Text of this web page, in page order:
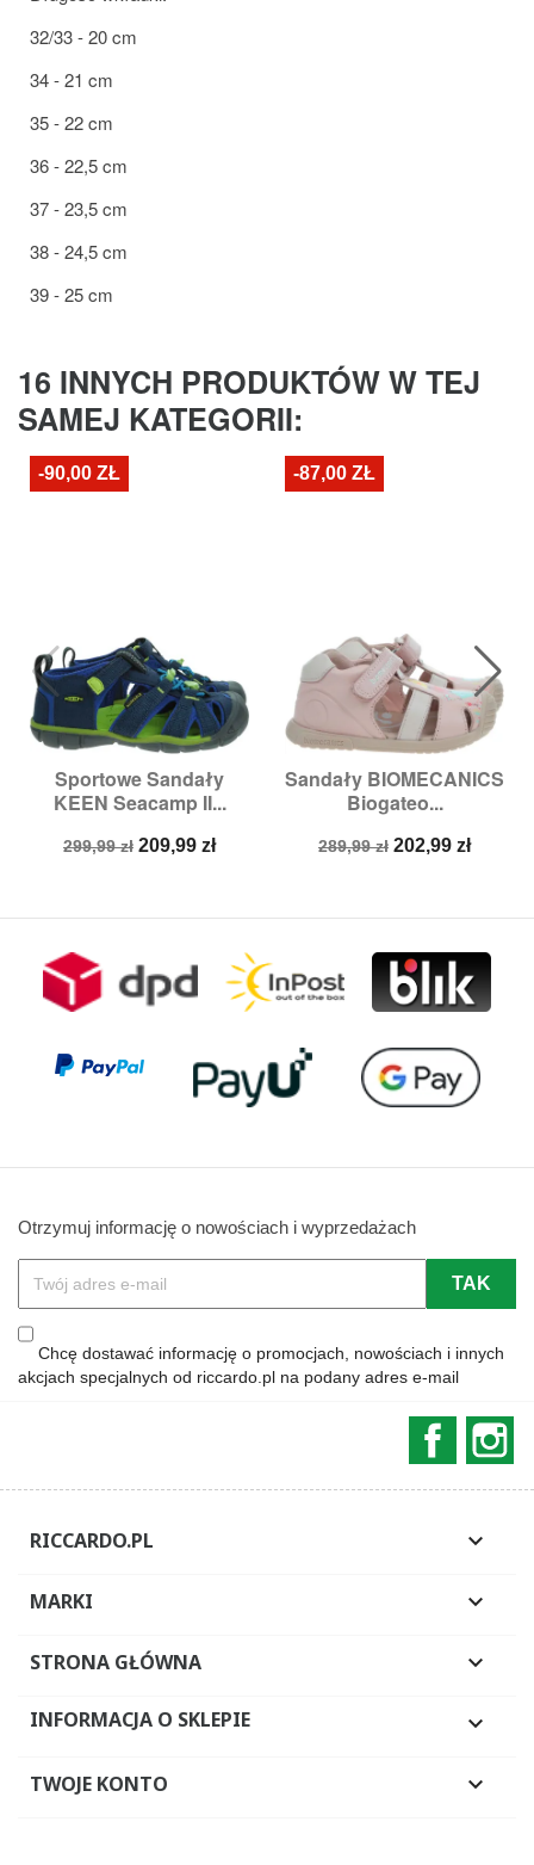
32/33 - 20 cm
34 - 21 cm
35 - 22 cm
36 - 22,5 cm
37 - 23,5 cm
38 - 24,5 cm
39 - 25 cm
16 INNYCH PRODUKTÓW W TEJ
SAMEJ KATEGORII:
Sportowe Sandały
KEEN Seacamp II...
Cena
299,99 zł Cena
209,99 zł
-90,00 ZŁ
Sandały BIOMECANICS
Biogateo...
Cena
289,99 zł Cena
202,99 zł
-87,00 ZŁ
Otrzymuj informację o nowościach i wyprzedażach
Chcę dostawać informację o promocjach, nowościach i innych
akcjach specjalnych od riccardo.pl na podany adres e-mail
RICCARDO.PL 
MARKI 
STRONA GŁÓWNA 
INFORMACJA O SKLEPIE 
TWOJE KONTO 